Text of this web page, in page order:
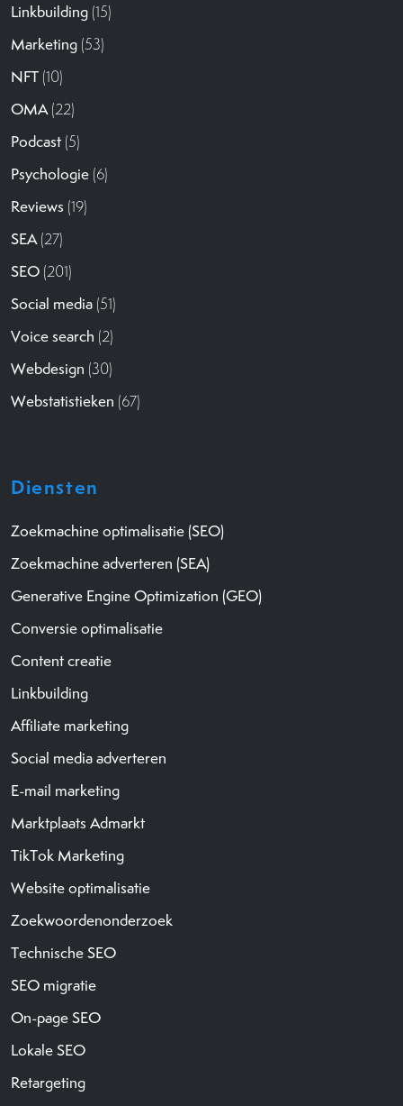
Linkbuilding (15)
Marketing (53)
NFT (10)
OMA(22)
Podcast (5)
Psychologie (6)
Reviews (19)
SEA(27)
SEO (201)
Social media (51)
Voice search (2)
Webdesign (30)
Webstatistieken (67)
Diensten
Zoekmachine optimalisatie (SEO)
Zoekmachine adverteren (SEA)
Generative Engine Optimization (GEO)
Conversie optimalisatie
Content creatie
Linkbuilding
Affiliate marketing
Social media adverteren
E-mail marketing
Marktplaats Admarkt
TikTok Marketing
Website optimalisatie
Zoekwoordenonderzoek
Technische SEO
SEO migratie
On-page SEO
Lokale SEO
Retargeting